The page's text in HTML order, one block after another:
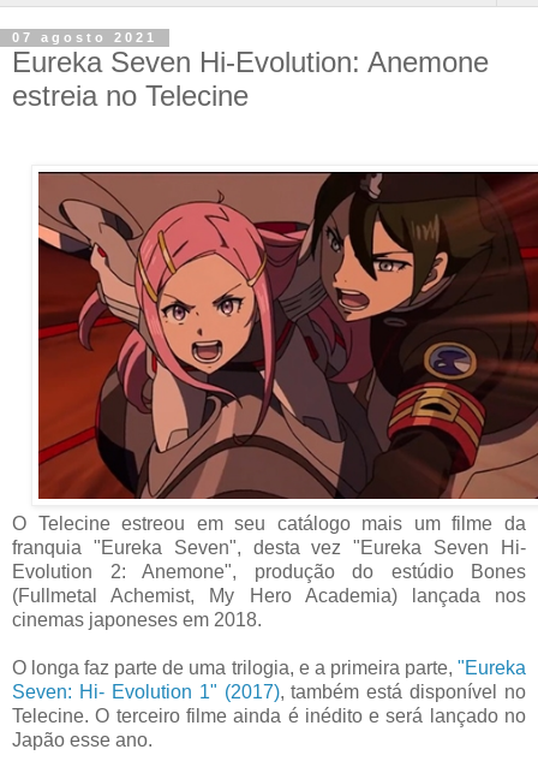
07 agosto 2021
Eureka Seven Hi-Evolution: Anemone
estreia no Telecine
O Telecine estreou em seu catálogo mais um filme da
franquia "Eureka Seven", desta vez "Eureka Seven Hi-
Evolution 2: Anemone", produção do estúdio Bones
(Fullmetal Achemist, My Hero Academia) lançada nos
cinemas japoneses em 2018.
O longa faz parte de uma trilogia, e a primeira parte, "Eureka
Seven: Hi- Evolution 1" (2017), também está disponível no
Telecine. O terceiro filme ainda é inédito e será lançado no
Japão esse ano.